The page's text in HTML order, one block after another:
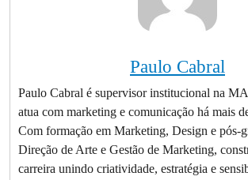
Paulo Cabral
Paulo Cabral é supervisor institucional na
atua com marketing e comunicação há mais
Com formação em Marketing, Design e pós-
Direção de Arte e Gestão de Marketing,
carreira unindo criatividade, estratégia e